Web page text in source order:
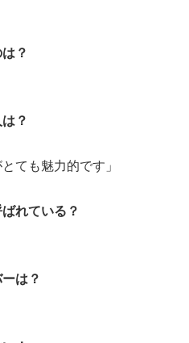
？
？
ても魅力的です」
れている？
は？